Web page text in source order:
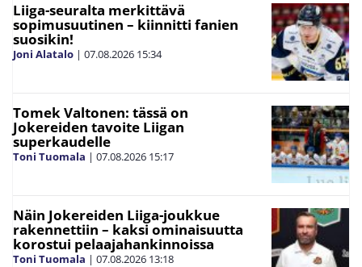
Liiga-seuralta merkittävä
sopimusuutinen – kiinnitti fanien
suosikin!
Joni Alatalo | 07.08.2026 15:34
Tomek Valtonen: tässä on
Jokereiden tavoite Liigan
superkaudelle
Toni Tuomala | 07.08.2026 15:17
Näin Jokereiden Liiga-joukkue
rakennettiin – kaksi ominaisuutta
korostui pelaajahankinnoissa
Toni Tuomala | 07.08.2026 13:18